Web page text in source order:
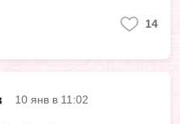
14
10 янв в 11:02